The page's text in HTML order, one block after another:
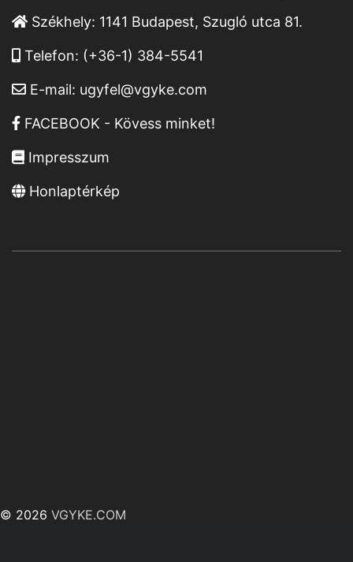
Székhely: 1141 Budapest, Szugló utca 81.
Telefon: (+36-1) 384-5541
E-mail: ugyfel@vgyke.com
FACEBOOK - Kövess minket!
Impresszum
Honlaptérkép
© 2026 VGYKE.COM